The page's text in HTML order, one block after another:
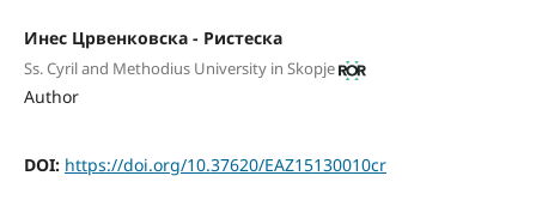
Инес Црвенковска - Ристеска
Ss. Cyril and Methodius University in Skopje
Author
DOI: https://doi.org/10.37620/EAZ15130010cr